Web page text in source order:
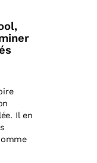
Il en